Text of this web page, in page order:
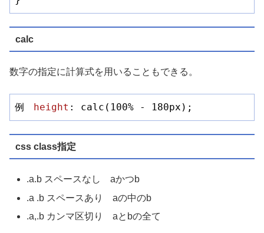
calc
数字の指定に計算式を用いることもできる。
例 height : calc( 100% - 180px );
css class指定
.a.b スペースなし aかつb
.a .b スペースあり aの中のb
.a,.b カンマ区切り aとbの全て